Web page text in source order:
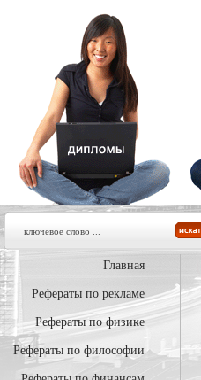
Главная
Рефераты по рекламе
Рефераты по физике
Рефераты по философии